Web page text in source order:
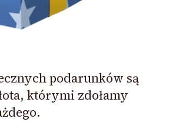
podarunków są
którymi zdołamy